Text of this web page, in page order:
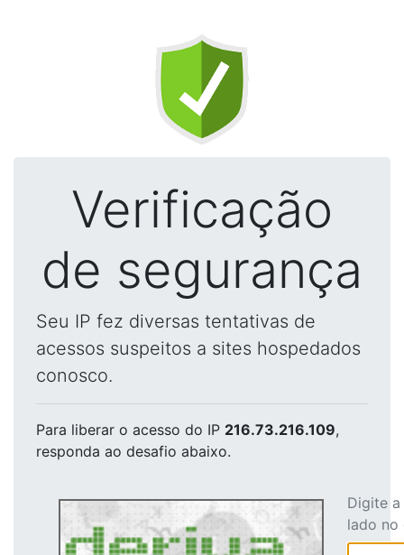
Verificação
de segurança
Seu IP fez diversas tentativas de
acessos suspeitos a sites hospedados
conosco.
Para liberar o acesso do IP 216.73.216.109,
responda ao desafio abaixo.
Digite
lado no